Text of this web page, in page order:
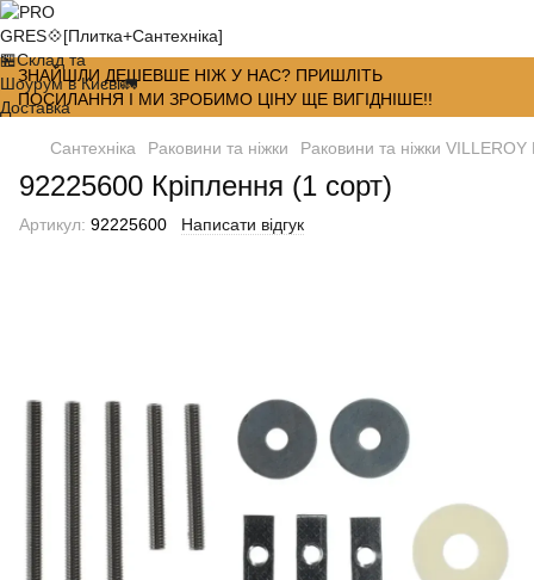
ЗНАЙШЛИ ДЕШЕВШЕ НІЖ У НАС? ПРИШЛІТЬ
ПОСИЛАННЯ І МИ ЗРОБИМО ЦІНУ ЩЕ ВИГІДНІШЕ!!
Сантехніка Раковини та ніжки Раковини та ніжки VILLEROY
92225600 Кріплення (1 сорт)
Артикул: 92225600 Написати відгук